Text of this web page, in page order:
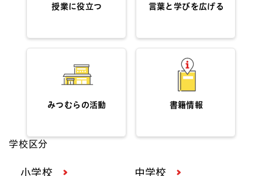
授業に役立つ 言葉と学びを広げる
みつむらの活動 書籍情報
学校区分
小学校 中学校